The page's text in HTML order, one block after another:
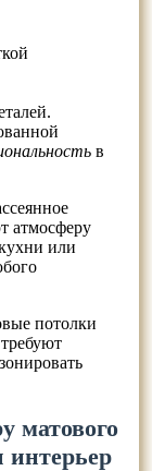
в
атмосферу
или
потолки
матового
интерьер